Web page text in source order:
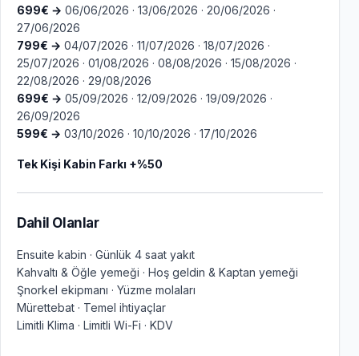
699€ → 06/06/2026 · 13/06/2026 · 20/06/2026 ·
27/06/2026
799€ → 04/07/2026 · 11/07/2026 · 18/07/2026 ·
25/07/2026 · 01/08/2026 · 08/08/2026 · 15/08/2026 ·
22/08/2026 · 29/08/2026
699€ → 05/09/2026 · 12/09/2026 · 19/09/2026 ·
26/09/2026
599€ → 03/10/2026 · 10/10/2026 · 17/10/2026
Tek Kişi Kabin Farkı +%50
Dahil Olanlar
Ensuite kabin · Günlük 4 saat yakıt
Kahvaltı & Öğle yemeği · Hoş geldin & Kaptan yemeği
Şnorkel ekipmanı · Yüzme molaları
Mürettebat · Temel ihtiyaçlar
Limitli Klima · Limitli Wi-Fi · KDV